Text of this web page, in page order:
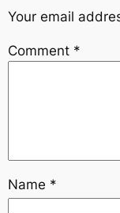
Your email
Comment *
Name *